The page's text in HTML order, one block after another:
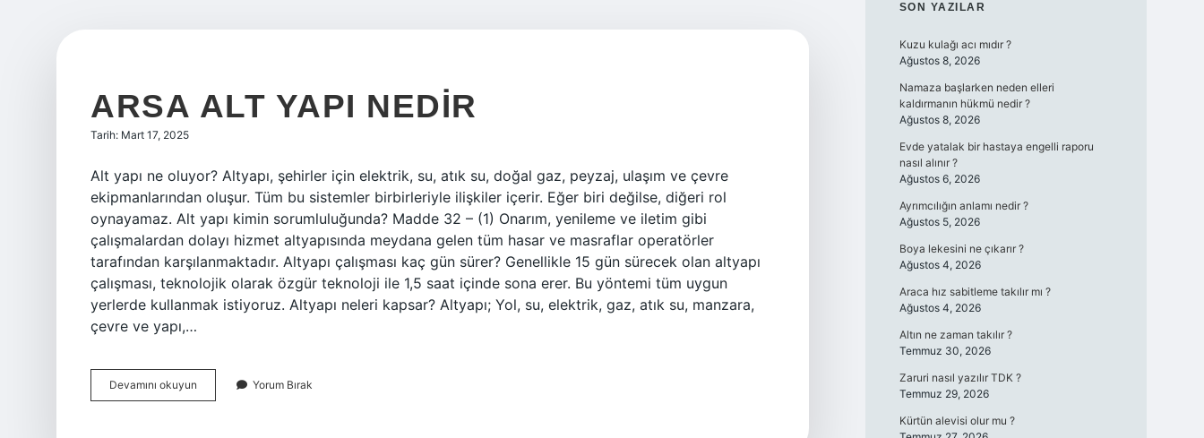
ARSA ALT YAPI NEDIR
Tarih: Mart 17, 2025
Alt yapı ne oluyor? Altyapı, şehirler için elektrik, su, atık su, doğal gaz, peyzaj, ulaşım ve çevre
ekipmanlarından oluşur. Tüm bu sistemler birbirleriyle ilişkiler içerir. Eğer biri değilse, diğeri rol
oynayamaz. Alt yapı kimin sorumluluğunda? Madde 32 – (1) Onarım, yenileme ve iletim gibi
çalışmalardan dolayı hizmet altyapısında meydana gelen tüm hasar ve masraflar operatörler
tarafından karşılanmaktadır. Altyapı çalışması kaç gün sürer? Genellikle 15 gün sürecek olan altyapı
çalışması, teknolojik olarak özgür teknoloji ile 1,5 saat içinde sona erer. Bu yöntemi tüm uygun
yerlerde kullanmak istiyoruz. Altyapı neleri kapsar? Altyapı; Yol, su, elektrik, gaz, atık su, manzara,
çevre ve yapı,…
Devamını okuyun
Alt
Yorum Bırak
SIDEBAR
SON YAZILAR
Kuzu kulağı acı mıdır ?
Ağustos 8, 2026
Namaza başlarken neden elleri
kaldırmanın hükmü nedir ?
Ağustos 8, 2026
Evde yatalak bir hastaya engelli raporu
nasıl alınır ?
Ağustos 6, 2026
Ayrımcılığın anlamı nedir ?
Ağustos 5, 2026
Boya lekesini ne çıkarır ?
Ağustos 4, 2026
Araca hız sabitleme takılır mı ?
Ağustos 4, 2026
Altın ne zaman takılır ?
Temmuz 30, 2026
Zaruri nasıl yazılır TDK ?
Temmuz 29, 2026
Kürtün alevisi olur mu ?